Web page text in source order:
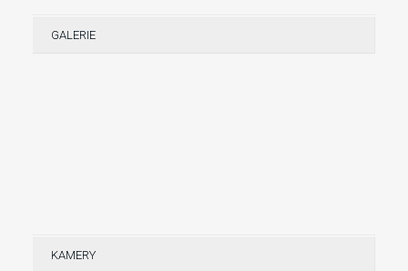
GALERIE
KAMERY